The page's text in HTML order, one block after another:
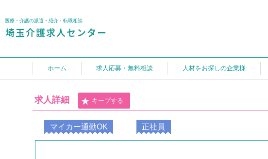
医療・介護の派遣・紹介・転職相談
ホーム 求人応募・無料相談 人材をお探しの企業様
求人詳細 キープする
マイカー通勤OK 正社員